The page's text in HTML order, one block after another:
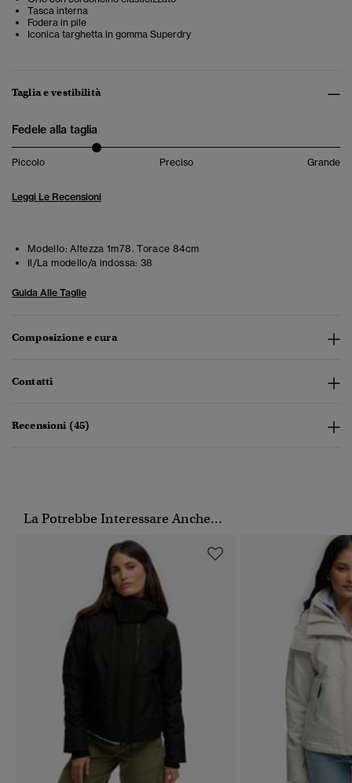
Tasca interna
Fodera in pile
Iconica targhetta in gomma Superdry
Taglia e vestibilità
Fedele alla taglia
Piccolo Preciso Grande
Leggi Le Recensioni
Modello: Altezza 1m78. Torace 84cm
Il/La modello/a indossa: 38
Guida Alle Taglie
Composizione e cura
Contatti
Recensioni (45)
La Potrebbe Interessare Anche...